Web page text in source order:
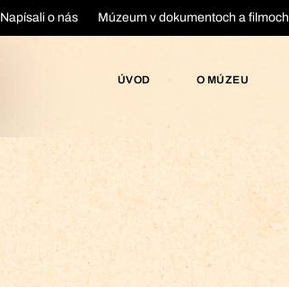
Napísali o nás Múzeum v dokumentoch a filmoch
ÚVOD O MÚZEU